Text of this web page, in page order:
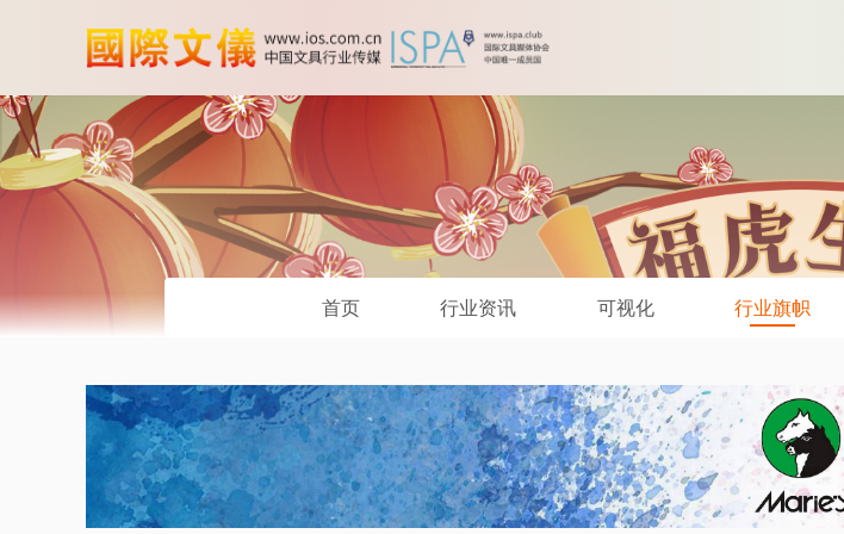
首页 行业资讯 可视化 行业旗帜